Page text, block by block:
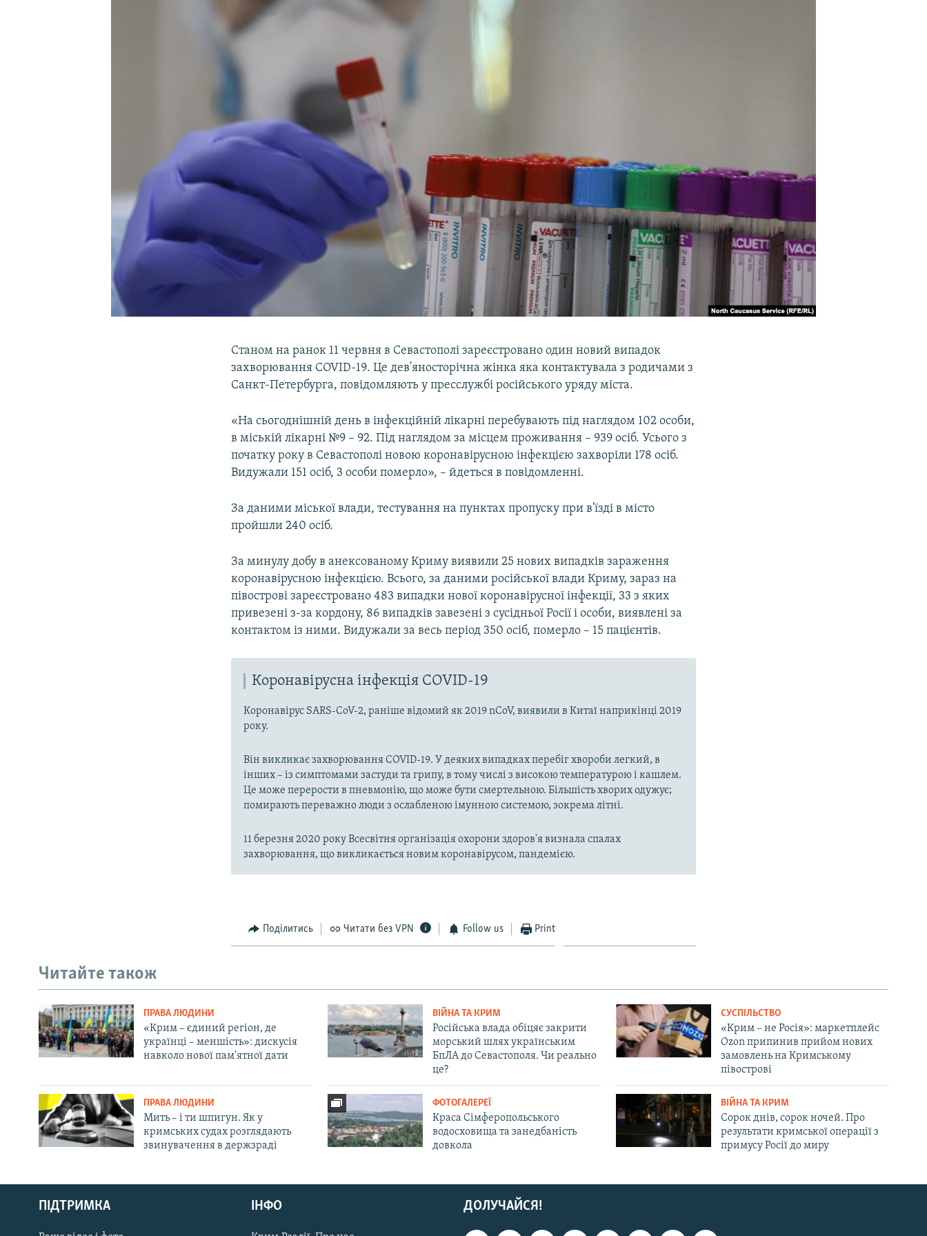
Русский
Qırımtatar
Станом на ранок 11 червня в Севастополі зареєстровано один новий випадок
захворювання COVID-19. Це дев'яносторічна жінка яка контактувала з родичами з
Санкт-Петербурга, повідомляють у пресслужбі російського уряду міста.
«На сьогоднішній день в інфекційній лікарні перебувають під наглядом 102 особи,
в міській лікарні №9 – 92. Під наглядом за місцем проживання – 939 осіб. Усього з
початку року в Севастополі новою коронавірусною інфекцією захворіли 178 осіб.
Видужали 151 осіб, 3 особи померло», – йдеться в повідомленні.
За даними міської влади, тестування на пунктах пропуску при в'їзді в місто
пройшли 240 осіб.
За минулу добу в анексованому Криму виявили 25 нових випадків зараження
коронавірусною інфекцією. Всього, за даними російської влади Криму, зараз на
півострові зареєстровано 483 випадки нової коронавірусної інфекції, 33 з яких
привезені з-за кордону, 86 випадків завезені з сусідньої Росії і особи, виявлені за
контактом із ними. Видужали за весь період 350 осіб, померло – 15 пацієнтів.
Коронавірусна інфекція COVID-19
Коронавірус SARS-CoV-2, раніше відомий як 2019 nCoV, виявили в Китаї наприкінці 2019
року.
Він викликає захворювання COVID-19. У деяких випадках перебіг хвороби легкий, в
інших – із симптомами застуди та грипу, в тому числі з високою температурою і кашлем.
Це може перерости в пневмонію, що може бути смертельною. Більшість хворих одужує;
помирають переважно люди з ослабленою імунною системою, зокрема літні.
11 березня 2020 року Всесвітня організація охорони здоров'я визнала спалах
захворювання, що викликається новим коронавірусом, пандемією.
Поділитись Читати без VPN Follow us Print
Читайте також
ПРАВА ЛЮДИНИ
«Крим – єдиний регіон, де
українці – меншість»: дискусія
навколо нової пам'ятної дати
ВІЙНА ТА КРИМ
Російська влада обіцяє закрити
морський шлях українським
БпЛА до Севастополя. Чи реально
це?
СУСПІЛЬСТВО
«Крим – не Росія»: маркетплейс
Ozon припинив прийом нових
замовлень на Кримському
півострові
ПРАВА ЛЮДИНИ
Мить – і ти шпигун. Як у
кримських судах розглядають
звинувачення в держзраді
ФОТОГАЛЕРЕЇ
Краса Сімферопольського
водосховища та занедбаність
довкола
ВІЙНА ТА КРИМ
Сорок днів, сорок ночей. Про
результати кримської операції з
примусу Росії до миру
ДОЛУЧАЙСЯ!
ПІДТРИМКА ІНФО